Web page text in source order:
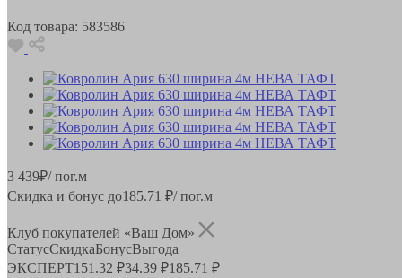
Код товара: 583586
3 439₽/ пог.м
Скидка и бонус до185.71 ₽/ пог.м
Клуб покупателей «Ваш Дом»
СтатусСкидкаБонусВыгода
ЭКСПЕРТ151.32 ₽34.39 ₽185.71 ₽